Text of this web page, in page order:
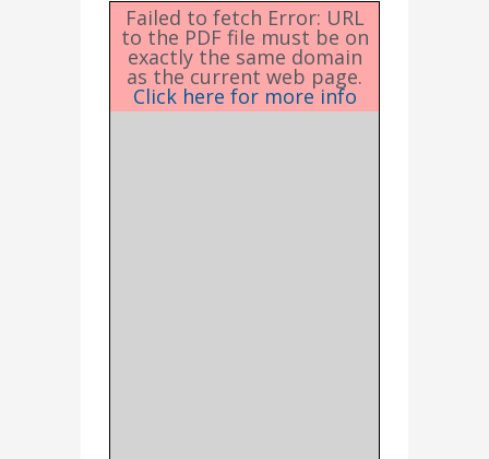
Failed to fetch Error: URL
to the PDF file must be on
exactly the same domain
as the current web page.
Click here for more info